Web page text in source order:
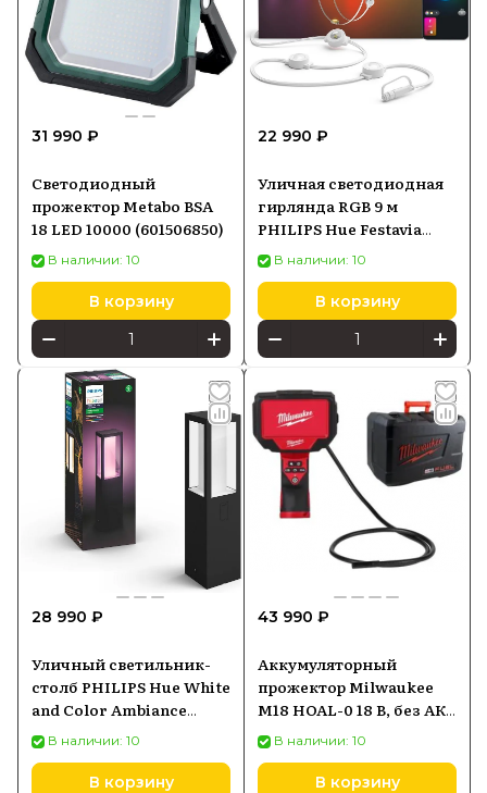
31 990 ₽
Светодиодный
прожектор Metabo BSA
18 LED 10000 (601506850)
В наличии: 10
В корзину
22 990 ₽
Уличная светодиодная
гирлянда RGB 9 м
PHILIPS Hue Festavia
8721103078544
В наличии: 10
В корзину
28 990 ₽
Уличный светильник-
столб PHILIPS Hue White
and Color Ambiance
Impress черный
1743130P7
В наличии: 10
В корзину
43 990 ₽
Аккумуляторный
прожектор Milwaukee
M18 HOAL-0 18 В, без АКБ
и ЗУВ наличии: 10
В корзину